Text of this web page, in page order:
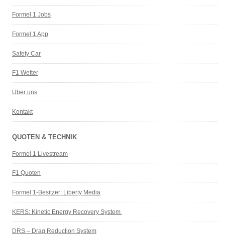
Formel 1 Jobs
Formel 1 App
Safety Car
F1 Wetter
Über uns
Kontakt
QUOTEN & TECHNIK
Formel 1 Livestream
F1 Quoten
Formel 1-Besitzer: Liberty Media
KERS: Kinetic Energy Recovery System
DRS – Drag Reduction System